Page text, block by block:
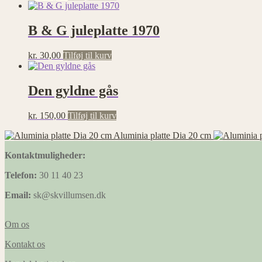
B & G juleplatte 1970
kr. 30,00 Tilføj til kurv
Den gyldne gås
kr. 150,00 Tilføj til kurv
Aluminia platte Dia 20 cm
Kontaktmuligheder:
Telefon: 30 11 40 23
Email: sk@skvillumsen.dk
Om os
Kontakt os